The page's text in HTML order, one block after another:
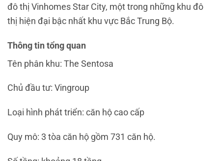
đô thị Vinhomes Star City, một trong những khu đô
thị hiện đại bậc nhất khu vực Bắc Trung Bộ.
Thông tin tổng quan
Tên phân khu: The Sentosa
Chủ đầu tư: Vingroup
Loại hình phát triển: căn hộ cao cấp
Quy mô: 3 tòa căn hộ gồm 731 căn hộ.